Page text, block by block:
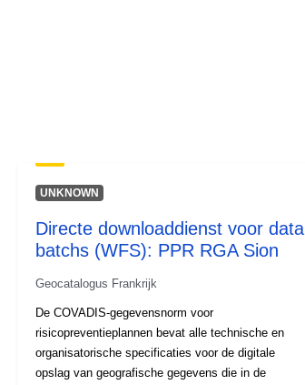
UNKNOWN
Directe downloaddienst voor data
batchs (WFS): PPR RGA Sion
Geocatalogus Frankrijk
De COVADIS-gegevensnorm voor
risicopreventieplannen bevat alle technische en
organisatorische specificaties voor de digitale
opslag van geografische gegevens die in de